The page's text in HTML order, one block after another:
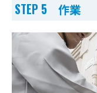
STEP 5 作業